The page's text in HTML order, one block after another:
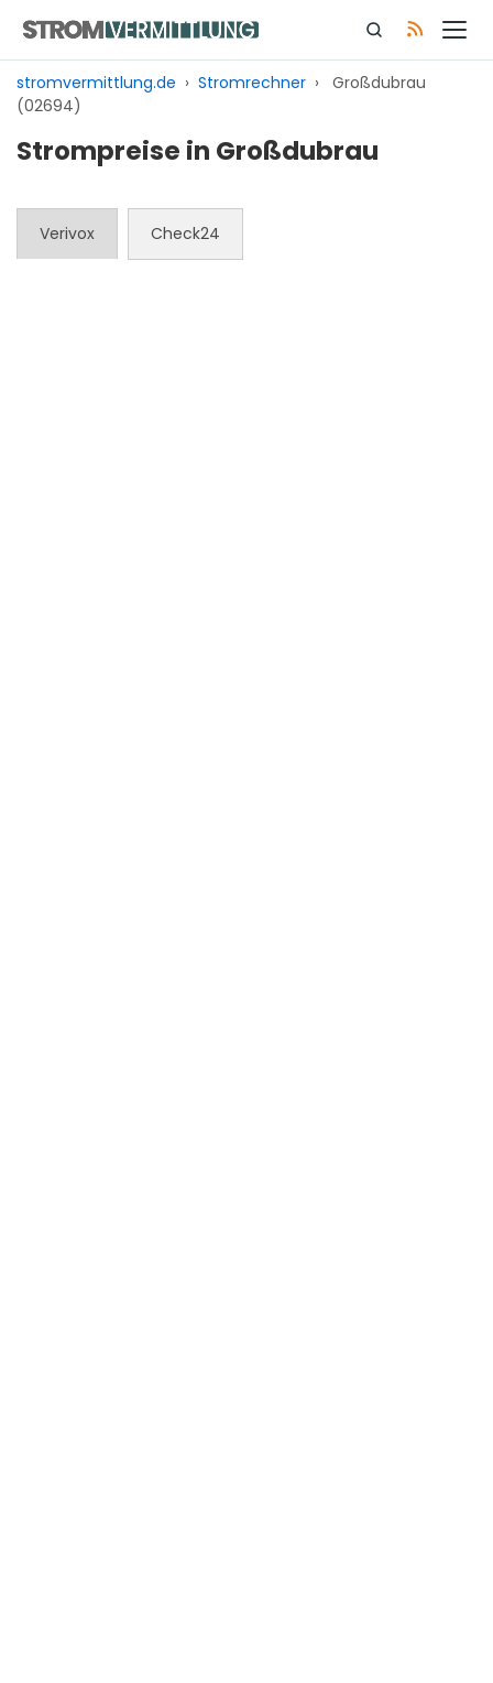
Inhalt
springen
stromvermittlung.de › Stromrechner › Großdubrau
(02694)
Strompreise in Großdubrau
Verivox Check24